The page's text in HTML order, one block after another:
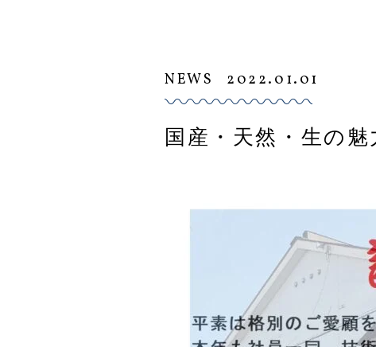
NEWS 2022.01.01
国産・天然・生の